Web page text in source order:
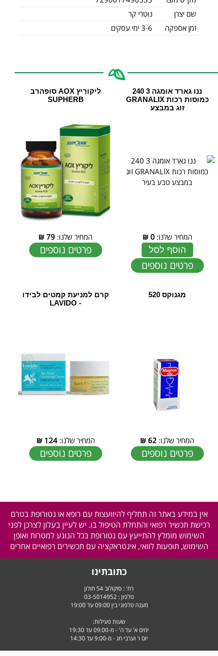
שם יצרן
נוטרי קר
זמן אספקה
3-6 ימי עסקים
ננו גארד אומגה 3 240
כמוסות רכות GRANALIX
זוג במבצע
המחיר שלנו:0
₪
הוסף לסל
פרטים נוספים
ליקוריץ AOX סופהרב
SUPHERB
המחיר שלנו: 79
₪
פרטים נוספים
מגנוקס 520
המחיר שלנו: 62
₪
פרטים נוספים
קרם למניעת קמטים לבידו
- LAVIDO
המחיר שלנו:124
₪
פרטים נוספים
אין במידע באתר זה תחליף להיוועצות עם רופא או נטורופת בטרם
רכישת תכשיר רפואי והתחלת הטיפול בו. יש לעיין בעלון לצרכן לפני
השימוש מומלץ להתייעץ עם נטורופת בכל הנוגע למטרות ואופן
השימוש, תופעות לוואי, אינטראקציה עם תכשירים רפואיים אחרים
כתובתינו
רח' : סוקולוב 54 חולון
טלפון : 03-5014952
מענה טלפוני בין 09:00 עד 19:00
שעות פעילות:
ימים א' עד ה' - מ-09:00 עד 19:30
יום ו' וערבי חג - מ-9:00 עד 14:30